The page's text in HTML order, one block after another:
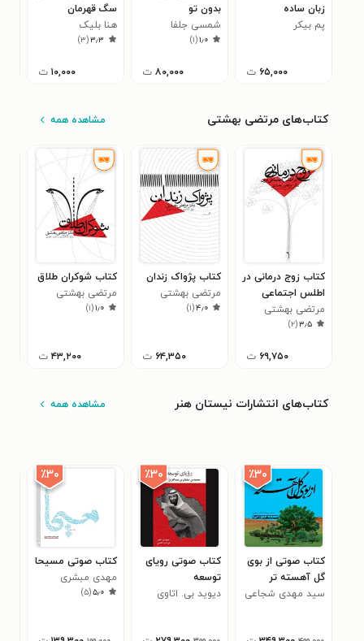
زبان ساده
پم بیکر
۶۵,۰۰۰ ت
بدون تو
شمسی جلفا
۱٫۰(۱)
۸۰,۰۰۰ ت
سگ قهرمان
هنا بلیک
۳٫۳(۳)
۱۰,۰۰۰ ت
کتاب‌های مرتضی بهشتی مشاهده همه
کتاب زوج درمانی در
اطلس اجتماعی
ایران
مرتضی بهشتی
۳٫۵(۲)
۶۹,۷۵۰ ت
کتاب پژواک زندان
مرتضی بهشتی
۴٫۰(۱)
۶۴,۳۵۰ ت
کتاب شوکران طلاق
مرتضی بهشتی
۱٫۰(۱)
۴۳,۲۰۰ ت
کتاب‌های انتشارات نیستان هنر مشاهده همه
٪۳۰
کتاب صوتی از بوی
گل آهسته تر
سید مهدی شجاعی
٪۳۰
کتاب صوتی رویای
توسعه
دیوید بی. اتاوی
٪۳۰
کتاب صوتی مسیحا
مهدی مبشری
۵٫۰(۵)